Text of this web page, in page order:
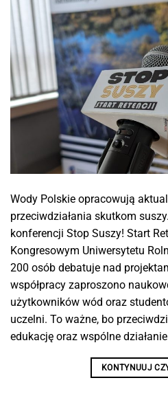
Wody Polskie opracowują
przeciwdziałania skutkom
konferencji Stop Suszy! Start
Kongresowym Uniwersytetu
200 osób debatuje nad
współpracy zaproszono
użytkowników wód oraz
uczelni. To ważne, bo
edukację oraz wspólne
KONTYNUUJ